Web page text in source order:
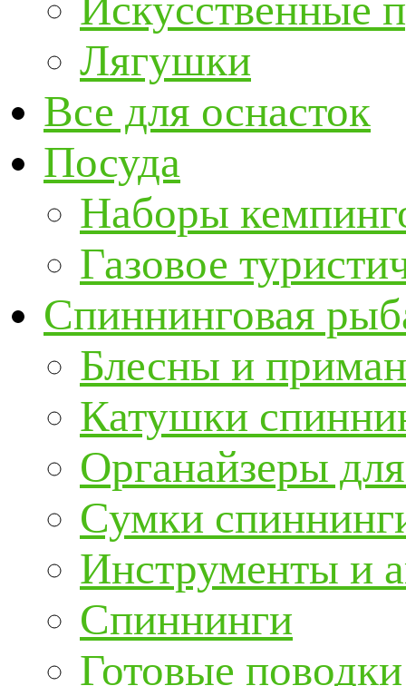
Лягушки
Все для оснасток
Посуда
Наборы
Газовое
Спиннинговая
Блесны и
Катушки
Органайзеры
Сумки
Инструменты и
Спиннинги
Готовые